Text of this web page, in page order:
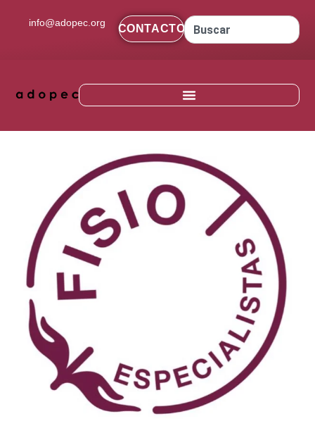
info@adopec.org CONTACTO